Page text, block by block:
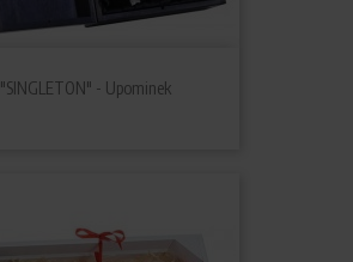
"SINGLETON" - Upominek